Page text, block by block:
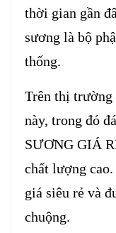
thời gian gần
sương là bộ
thống.
Trên thị trường
này, trong đó
SƯƠNG GIÁ
chất lượng
giá siêu rẻ và
chuộng.